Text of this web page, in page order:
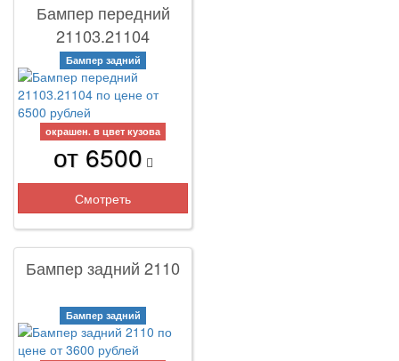
Бампер передний
21103.21104
Бампер задний
окрашен. в цвет кузова
от 6500
Смотреть
Бампер задний 2110
Бампер задний